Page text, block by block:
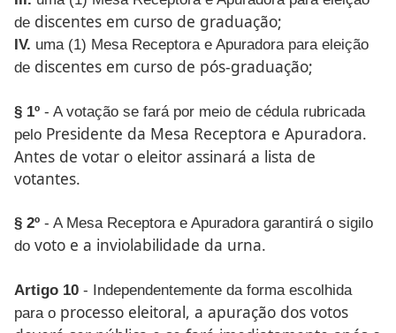
de discentes em curso de graduação;
IV. uma (1) Mesa Receptora e Apuradora para eleição
de discentes em curso de pós-graduação;
§ 1º - A votação se fará por meio de cédula rubricada
pelo Presidente da Mesa Receptora e Apuradora.
Antes de votar o eleitor assinará a lista de
votantes.
§ 2º - A Mesa Receptora e Apuradora garantirá o sigilo
do voto e a inviolabilidade da urna.
Artigo 10 - Independentemente da forma escolhida
para o processo eleitoral, a apuração dos votos